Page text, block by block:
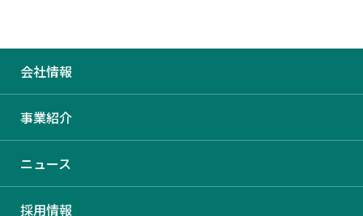
会社情報
事業紹介
ニュース
採用情報
【新卒向け】「何度でもやり直
せる社会」を、本気でつくる。
あなたと一緒に。株式会社キズ